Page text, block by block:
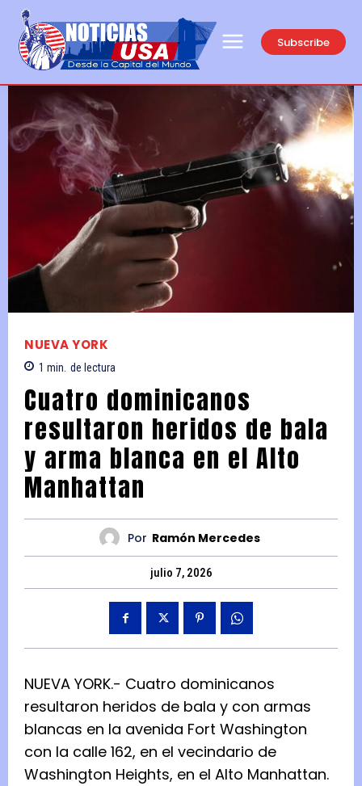
Subscribe
NUEVA YORK
1 min. de lectura
Cuatro dominicanos
resultaron heridos de bala
y arma blanca en el Alto
Manhattan
Por Ramón Mercedes
julio 7, 2026
NUEVA YORK.- Cuatro dominicanos
resultaron heridos de bala y con armas
blancas en la avenida Fort Washington
con la calle 162, en el vecindario de
Washington Heights, en el Alto Manhattan.